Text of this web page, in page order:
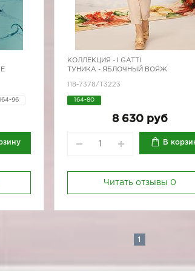
164-96
КОЛЛЕКЦИЯ -
I GATTI
ТУНИКА - ЯБЛОЧНЫЙ ВОЯЖ
118-7378/Т3223
164-80
8 630 руб
В
Читать отзывы 0
1